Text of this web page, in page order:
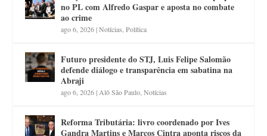
no PL com Alfredo Gaspar e aposta no combate
ao crime
ago 6, 2026|Notícias ,Política
Futuro presidente do STJ, Luis Felipe Salomão
defende diálogo e transparência em sabatina na
Abraji
ago 6, 2026| Alô São Paulo ,Notícias
Reforma Tributária: livro coordenado por Ives
Gandra Martins e Marcos Cintra aponta riscos da